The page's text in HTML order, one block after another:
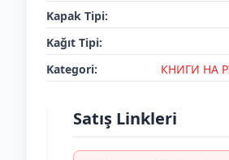
Kapak Tipi:
Kağıt Tipi:
Kategori:
КНИГИ НА
Satış Linkleri